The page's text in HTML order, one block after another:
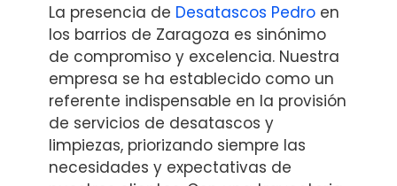
La presencia de Desatascos Pedro en
los barrios de Zaragoza es sinónimo
de compromiso y excelencia. Nuestra
empresa se ha establecido como un
referente indispensable en la provisión
de servicios de desatascos y
limpiezas, priorizando siempre las
necesidades y expectativas de